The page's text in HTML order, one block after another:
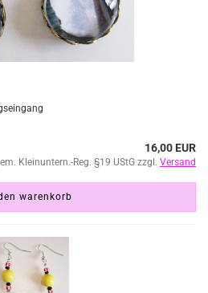
16,00 EUR
Kleinuntern.-Reg. §19 UStG zzgl. Versand
warenkorb